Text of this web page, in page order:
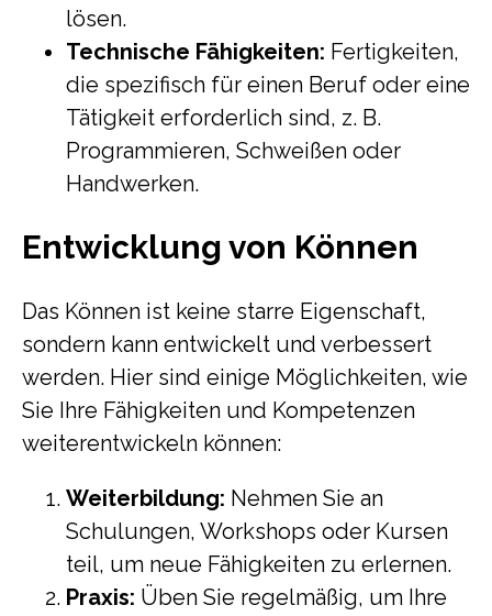
lösen.
Technische Fähigkeiten: Fertigkeiten,
die spezifisch für einen Beruf oder eine
Tätigkeit erforderlich sind, z. B.
Programmieren, Schweißen oder
Handwerken.
Entwicklung von Können
Das Können ist keine starre Eigenschaft,
sondern kann entwickelt und verbessert
werden. Hier sind einige Möglichkeiten, wie
Sie Ihre Fähigkeiten und Kompetenzen
weiterentwickeln können:
Weiterbildung: Nehmen Sie an
Schulungen, Workshops oder Kursen
teil, um neue Fähigkeiten zu erlernen.
Praxis: Üben Sie regelmäßig, um Ihre